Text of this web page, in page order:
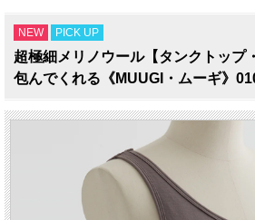
NEW PICK UP
超極細メリノウール【タンクトップ
包んでくれる《MUUGI・ムーギ》